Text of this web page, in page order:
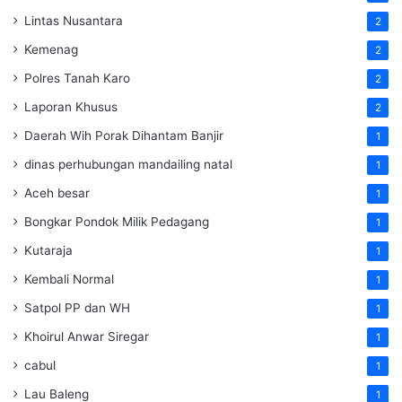
Lintas Nusantara 2
Kemenag 2
Polres Tanah Karo 2
Laporan Khusus 2
Daerah Wih Porak Dihantam Banjir 1
dinas perhubungan mandailing natal 1
Aceh besar 1
Bongkar Pondok Milik Pedagang 1
Kutaraja 1
Kembali Normal 1
Satpol PP dan WH 1
Khoirul Anwar Siregar 1
cabul 1
Lau Baleng 1